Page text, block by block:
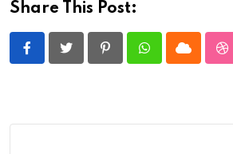
Share This Post:
PinterestWhatsappCloud